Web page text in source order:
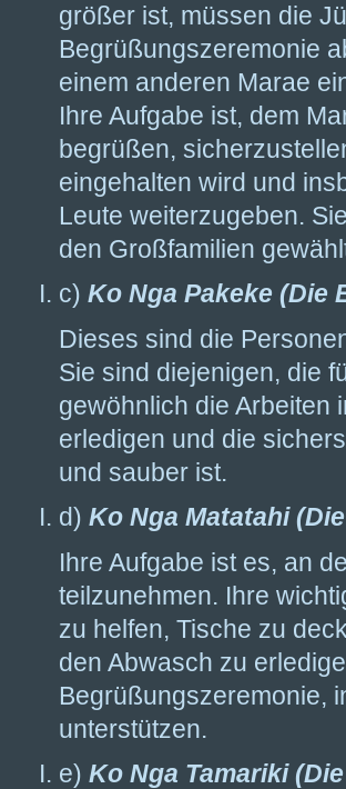
größer ist, müssen die
Begrüßungszeremonie
einem anderen Marae
Ihre Aufgabe ist, dem
begrüßen,
eingehalten wird und
Leute weiterzugeben.
den Großfamilien
c) Ko Nga Pakeke (Die
Dieses sind die
Sie sind diejenigen, die
gewöhnlich die Arbeiten
erledigen und die
und sauber ist.
d) Ko Nga Matatahi
Ihre Aufgabe ist es, an
teilzunehmen. Ihre
zu helfen, Tische zu
den Abwasch zu
Begrüßungszeremonie,
unterstützen.
e) Ko Nga Tamariki